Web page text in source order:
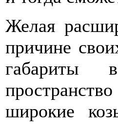
Желая
причине
габариты
широкие